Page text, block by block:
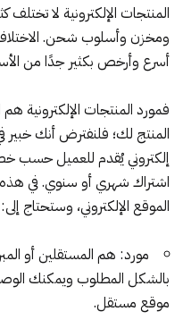
المنتجات الإلكترونية لا تختلف
ومخزن وأسلوب شحن. الاختلاف
أسرع وأرخص بكثير جدًا من
فمورد المنتجات
المنتج لك؛ فلنفترض أنك خبير
إلكترونييُقدم للعميل حسب
اشتراك شهري أو سنوي. في
الموقع الإلكتروني، وستحتاج إلى:
مورد: هم المستقلين أو
بالشكل المطلوب ويمكنك
موقع مستقل.